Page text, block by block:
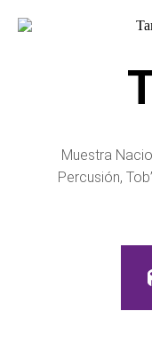
Muestra
Percusión,